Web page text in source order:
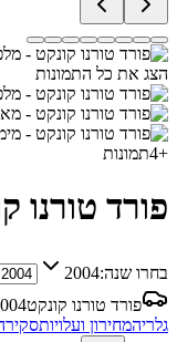
הצג את כל התמונות
+
4תמונות
פורד טורנו
בחרו שנה:2004
פורד טורנו קונקט
גלריהמחירון ועלויות